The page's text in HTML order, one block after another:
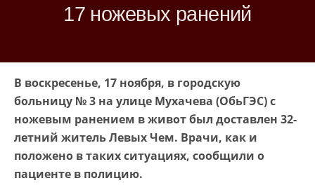
17 ножевых ранений
В воскресенье, 17 ноября, в городскую
больницу № 3 на улице Мухачева (ОбьГЭС) с
ножевым ранением в живот был доставлен 32-
летний житель Левых Чем. Врачи, как и
положено в таких ситуациях, сообщили о
пациенте в полицию.